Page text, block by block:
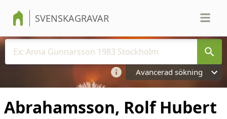
SVENSKAGRAVAR
Avancerad sökning
Abrahamsson, Rolf Hubert